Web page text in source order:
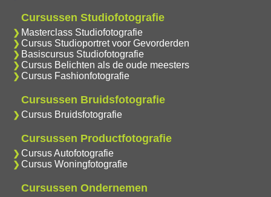
Cursussen Studiofotografie
Masterclass Studiofotografie
Cursus Studioportret voor Gevorderden
Basiscursus Studiofotografie
Cursus Belichten als de oude meesters
Cursus Fashionfotografie
Cursussen Bruidsfotografie
Cursus Bruidsfotografie
Cursussen Productfotografie
Cursus Autofotografie
Cursus Woningfotografie
Cursussen Ondernemen